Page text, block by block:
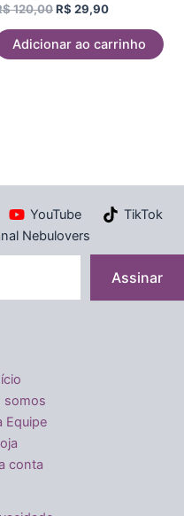
de
120,00R$ 29,90
Adicionar ao carrinho
YouTube
TikTok
Nebulovers
Assinar
somos
Equipe
conta